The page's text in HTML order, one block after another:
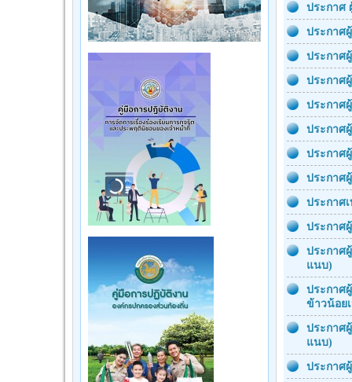
ประกาศ
ประกาศ
ประกาศ
ประกาศ
ประกาศ
ประกาศ
ประกาศ
ประกาศ
ประกาศ
ประกาศ
ประกาศ
แนบ)
ประกาศ
ข้าวน้อย
ประกาศ
แนบ)
ประกาศ